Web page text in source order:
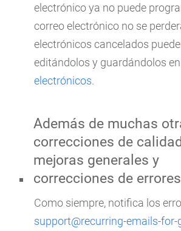
electrónico ya no puede
correo electrónico no se
electrónicos cancelados
editándolos y guardándolos en
electrónicos.
Además de muchas
correcciones de
mejoras generales y
correcciones de errores
Como siempre, notifica los
support@recurring-emails-